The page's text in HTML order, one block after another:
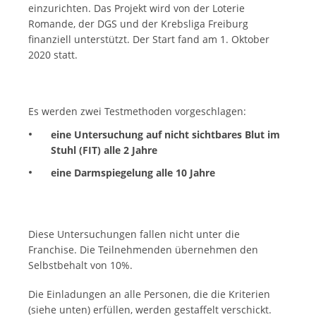
einzurichten. Das Projekt wird von der Loterie
Romande, der DGS und der Krebsliga Freiburg
finanziell unterstützt. Der Start fand am 1. Oktober
2020 statt.
Es werden zwei Testmethoden vorgeschlagen:
eine Untersuchung auf nicht sichtbares Blut im
Stuhl (FIT) alle 2 Jahre
eine Darmspiegelung alle 10 Jahre
Diese Untersuchungen fallen nicht unter die
Franchise. Die Teilnehmenden übernehmen den
Selbstbehalt von 10%.
Die Einladungen an alle Personen, die die Kriterien
(siehe unten) erfüllen, werden gestaffelt verschickt.